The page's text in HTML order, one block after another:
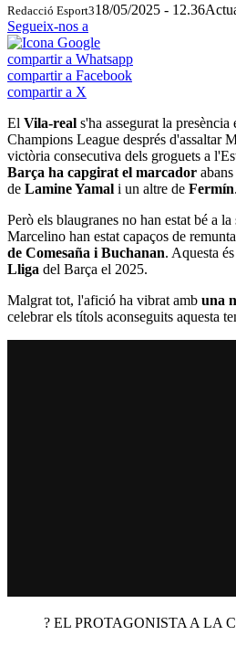
Redacció Esport318/05/2025 - 12.36
Segueix-nos a
compartir a Whatsapp
compartir a Facebook
compartir a X
El Vila-real s'ha assegurat la
Champions League després d'assaltar
victòria consecutiva dels groguets a
Barça ha capgirat el marcador
de Lamine Yamal i un altre de Fermín.
Però els blaugranes no han estat bé a
Marcelino han estat capaços de
de Comesaña i Buchanan. Aquesta
Lliga del Barça el 2025.
Malgrat tot, l'afició ha vibrat amb una
celebrar els títols aconseguits aquesta
? EL PROTAGONISTA A LA